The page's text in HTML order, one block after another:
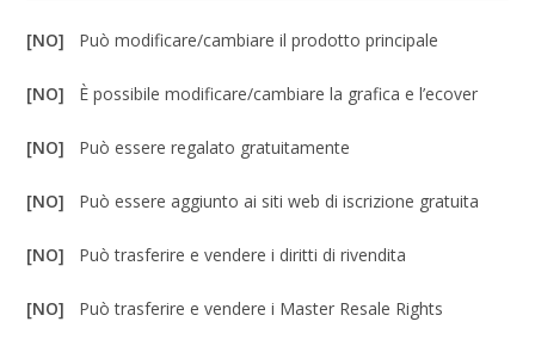
[NO] Può modificare/cambiare il prodotto principale
[NO] È possibile modificare/cambiare la grafica e l’ecover
[NO] Può essere regalato gratuitamente
[NO] Può essere aggiunto ai siti web di iscrizione gratuita
[NO] Può trasferire e vendere i diritti di rivendita
[NO] Può trasferire e vendere i Master Resale Rights